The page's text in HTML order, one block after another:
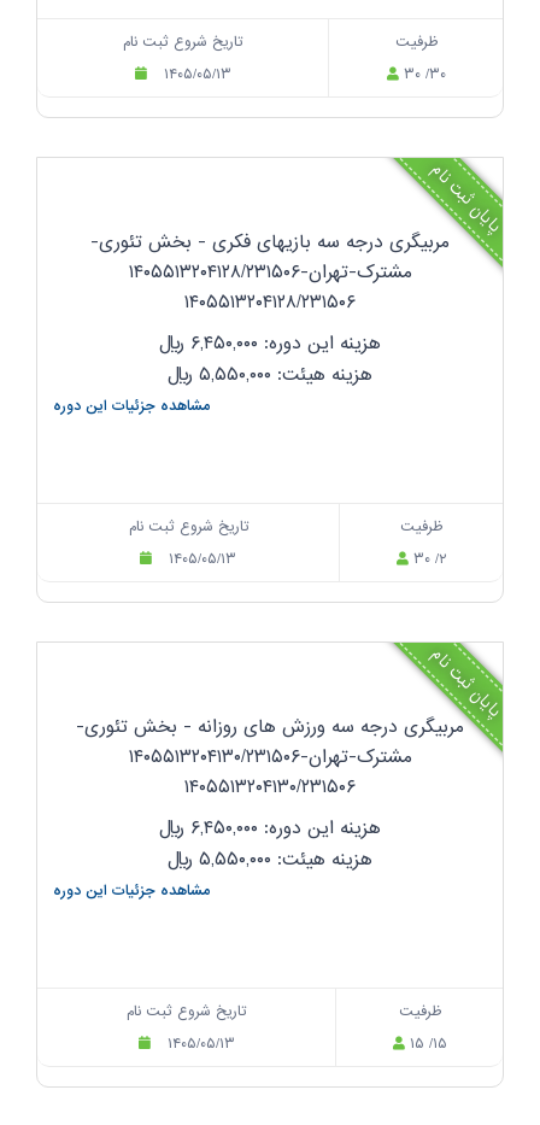
تاریخ شروع ثبت نام
۱۴۰۵/۰۵/۱۳
ظرفیت
۳۰ /۳۰
پایان ثبت نام
مربیگری درجه سه بازیهای فکری - بخش تئوری-
مشترک-تهران-۱۴۰۵۵۱۳۲۰۴۱۲۸/۲۳۱۵۰۶
۱۴۰۵۵۱۳۲۰۴۱۲۸/۲۳۱۵۰۶
هزینه این دوره: ۶,۴۵۰,۰۰۰
ریال
هزینه هیئت: ۵,۵۵۰,۰۰۰
ریال
مشاهده جزئیات این دوره
تاریخ شروع ثبت نام
۱۴۰۵/۰۵/۱۳
ظرفیت
۳۰ /۲
پایان ثبت نام
مربیگری درجه سه ورزش های روزانه - بخش تئوری-
مشترک-تهران-۱۴۰۵۵۱۳۲۰۴۱۳۰/۲۳۱۵۰۶
۱۴۰۵۵۱۳۲۰۴۱۳۰/۲۳۱۵۰۶
هزینه این دوره: ۶,۴۵۰,۰۰۰
ریال
هزینه هیئت: ۵,۵۵۰,۰۰۰
ریال
مشاهده جزئیات این دوره
تاریخ شروع ثبت نام
۱۴۰۵/۰۵/۱۳
ظرفیت
۱۵ /۱۵